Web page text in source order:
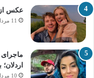
عکس
11 مرداد 1405
10 مرداد 1405